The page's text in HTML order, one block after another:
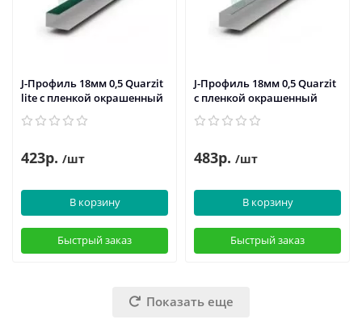
J-Профиль 18мм 0,5 Quarzit
lite с пленкой окрашенный
423р. /шт
В корзину
Быстрый заказ
J-Профиль 18мм 0,5 Quarzit
с пленкой окрашенный
483р. /шт
В корзину
Быстрый заказ
Показать еще